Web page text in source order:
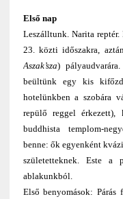
Első nap
Leszálltunk. Narita
23. közti időszakra,
Aszak’sza)
beültünk egy kis
hotelünkben a szobára
repülő reggel
buddhista templom-
benne: ők egyenként
születetteknek. Este
ablakunkból.
Első benyomások: Párás